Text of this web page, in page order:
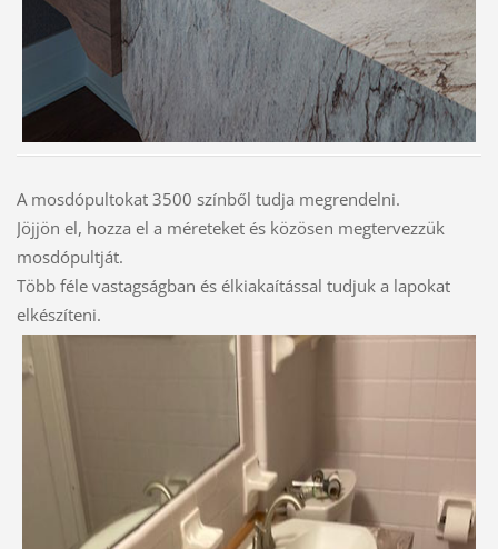
A mosdópultokat 3500 színből tudja megrendelni.
Jöjjön el, hozza el a méreteket és közösen megtervezzük
mosdópultját.
Több féle vastagságban és élkiakaítással tudjuk a lapokat
elkészíteni.